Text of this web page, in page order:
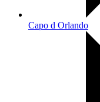
Capo d Orlando